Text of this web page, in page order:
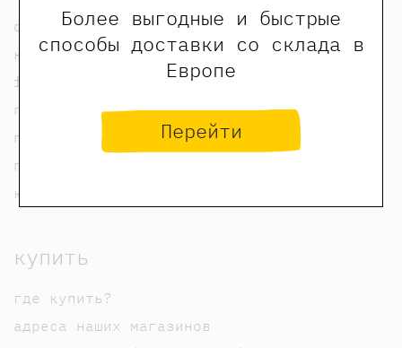
Более выгодные и быстрые
способы доставки со склада в
Европе
Перейти
о нас
контакты
foreign rights contacts
политика конфиденциальности
публичная оферта
пользовательское соглашение
карта сайта
купить
где купить?
адреса наших магазинов